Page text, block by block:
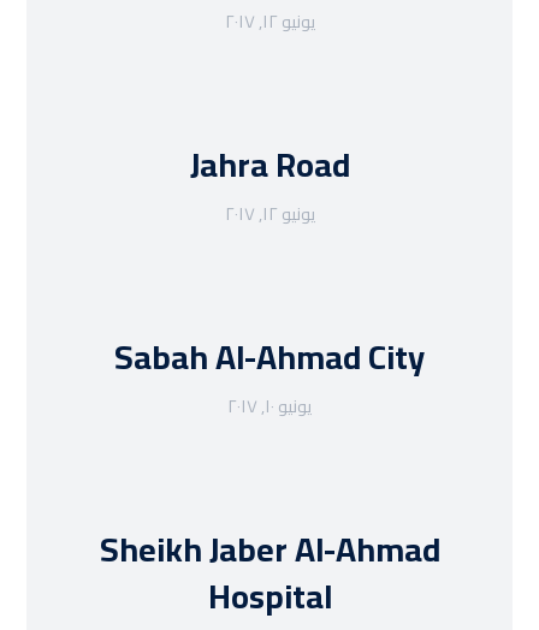
يونيو ١٢, ٢٠١٧
Jahra Road
يونيو ١٢, ٢٠١٧
Sabah Al-Ahmad City
يونيو ١٠, ٢٠١٧
Sheikh Jaber Al-Ahmad
Hospital